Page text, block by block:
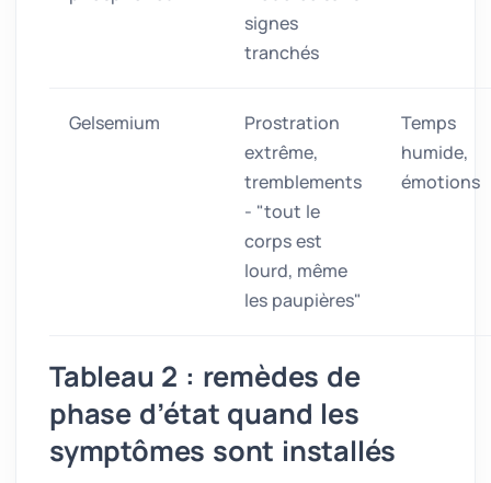
signes
tranchés
Gelsemium
Prostration
extrême,
tremblements
- "tout le
corps est
lourd, même
les paupières"
Temps
humide,
émotions
Tableau 2 : remèdes de
phase d’état quand les
symptômes sont installés